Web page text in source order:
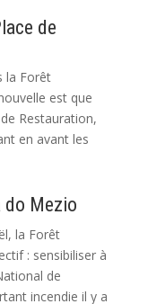
de
la Forêt
est que
Restauration,
en avant les
do Mezio
la Forêt
: sensibiliser à
de
incendie il y a